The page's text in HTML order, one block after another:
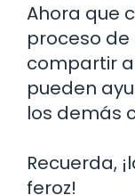
Ahora que
proceso de
compartir
pueden
los demás
Recuerda,
feroz!